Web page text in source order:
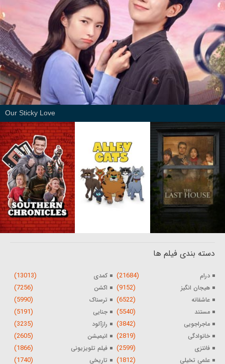
Our Sticky Love
دسته بندی فیلم ها
درام (21684) کمدی (13013)
هیجان انگیز (9152) اکشن (7256)
عاشقانه (6522) ترسناک (5990)
مستند (5540) جنایی (5191)
ماجراجویی (3842) رازآلود (3235)
خانوادگی (2819) انیمیشن (2605)
فانتزی (2599) فیلم تلویزیونی (1866)
علمی تخیلی (1812) تاریخی (1740)